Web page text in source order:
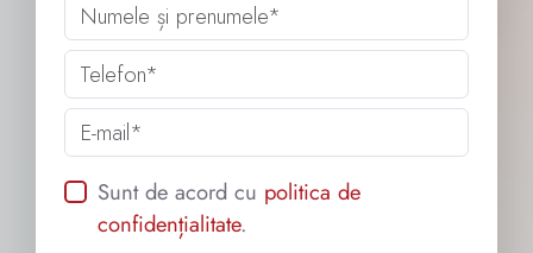
Telefon
Adresa de e-mail
Sunt de acord cu politica de
confidențialitate.